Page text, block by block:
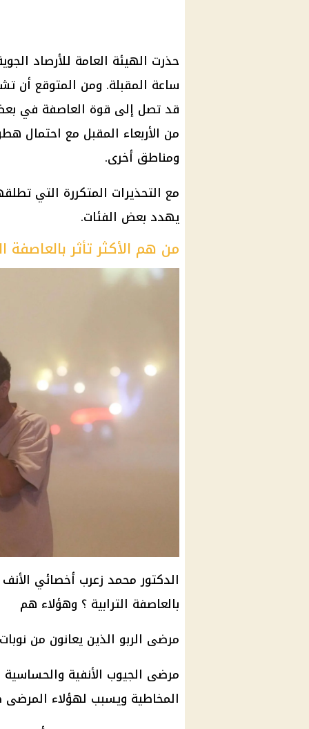
ساعة المقبلة. ومن المتوقع أن
قد تصل إلى قوة العاصفة في بعض
من الأربعاء المقبل مع احتمال
ومناطق أخرى.
مع التحذيرات المتكررة التي
يهدد بعض الفئات.
من هم الأكثر تأثر بالعاصفة
الدكتور محمد زعرب أخصائي الأنف
بالعاصفة الترابية ؟ وهؤلاء هم
مرضى الربو الذين يعانون من
مرضى الجيوب الأنفية
المخاطية ويسبب لهؤلاء